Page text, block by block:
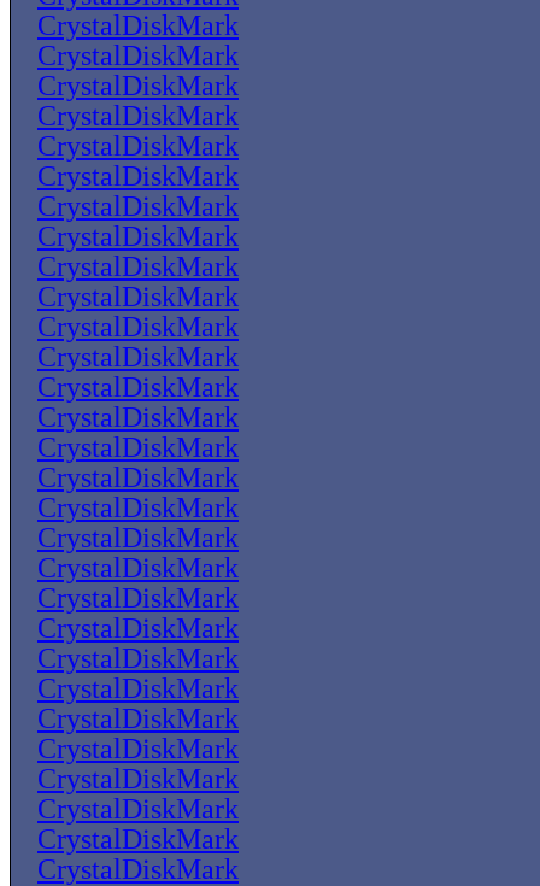
CrystalDiskMark
CrystalDiskMark
CrystalDiskMark
CrystalDiskMark
CrystalDiskMark
CrystalDiskMark
CrystalDiskMark
CrystalDiskMark
CrystalDiskMark
CrystalDiskMark
CrystalDiskMark
CrystalDiskMark
CrystalDiskMark
CrystalDiskMark
CrystalDiskMark
CrystalDiskMark
CrystalDiskMark
CrystalDiskMark
CrystalDiskMark
CrystalDiskMark
CrystalDiskMark
CrystalDiskMark
CrystalDiskMark
CrystalDiskMark
CrystalDiskMark
CrystalDiskMark
CrystalDiskMark
CrystalDiskMark
CrystalDiskMark